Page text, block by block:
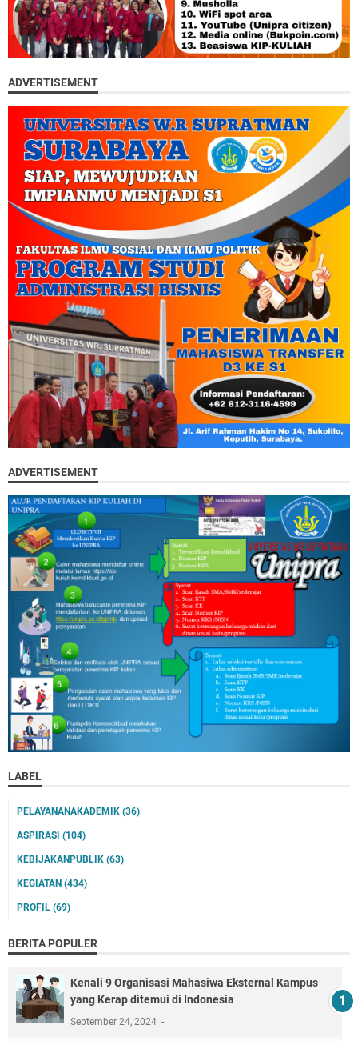
ADVERTISEMENT
ADVERTISEMENT
LABEL
PELAYANANAKADEMIK (36)
ASPIRASI (104)
KEBIJAKANPUBLIK (63)
KEGIATAN (434)
PROFIL (69)
BERITA POPULER
Kenali 9 Organisasi Mahasiwa Eksternal Kampus
yang Kerap ditemui di Indonesia
September 24, 2024